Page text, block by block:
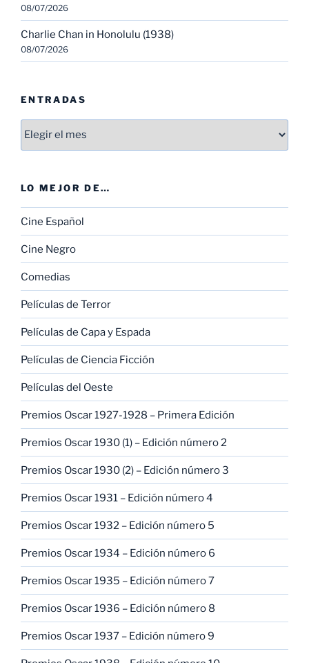
08/07/2026
Charlie Chan in Honolulu (1938)
08/07/2026
ENTRADAS
Entradas
LO MEJOR DE…
Cine Español
Cine Negro
Comedias
Películas de Terror
Películas de Capa y Espada
Películas de Ciencia Ficción
Películas del Oeste
Premios Oscar 1927-1928 – Primera Edición
Premios Oscar 1930 (1) – Edición número 2
Premios Oscar 1930 (2) – Edición número 3
Premios Oscar 1931 – Edición número 4
Premios Oscar 1932 – Edición número 5
Premios Oscar 1934 – Edición número 6
Premios Oscar 1935 – Edición número 7
Premios Oscar 1936 – Edición número 8
Premios Oscar 1937 – Edición número 9